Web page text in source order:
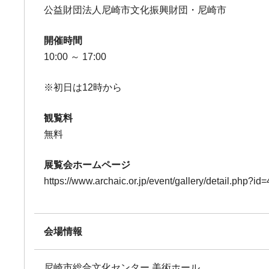
公益財団法人尼崎市文化振興財団・尼崎市
開催時間
10:00 ～ 17:00
※初日は12時から
観覧料
無料
展覧会ホームページ
https://www.archaic.or.jp/event/gallery/
会場情報